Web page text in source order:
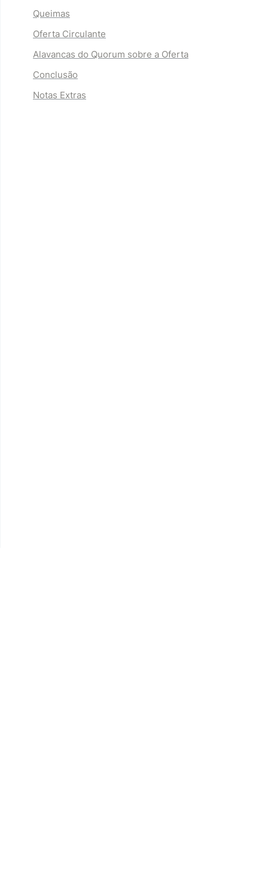
Queimas
Oferta Circulante
Alavancas do Quorum sobre a Oferta
Conclusão
Notas Extras